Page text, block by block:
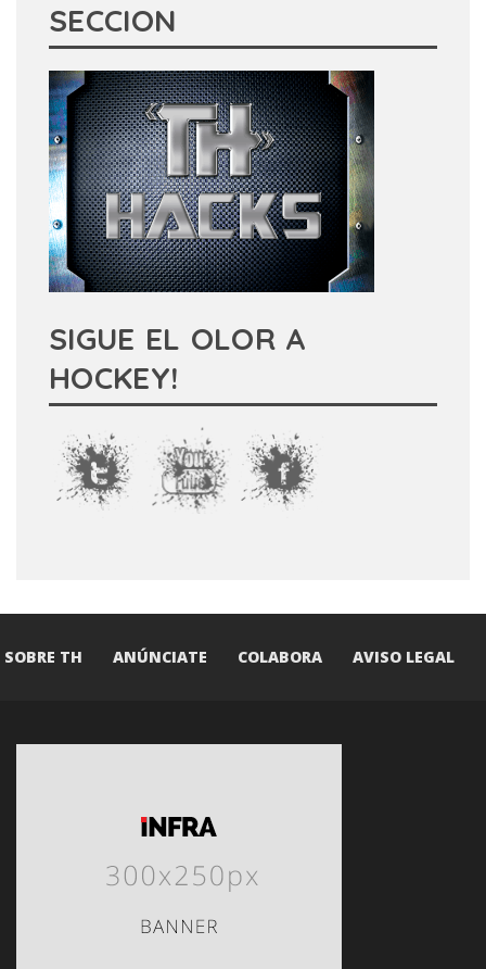
SECCION
SIGUE EL OLOR A
HOCKEY!
SOBRE TH ANÚNCIATE COLABORA AVISO LEGAL